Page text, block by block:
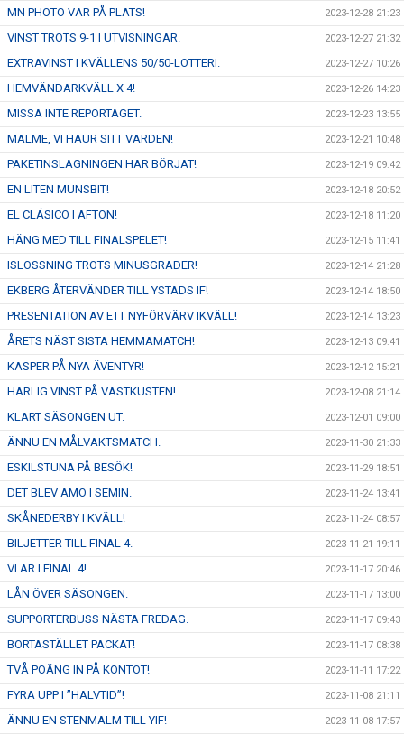
MN PHOTO VAR PÅ PLATS! 2023-12-28 21:23
VINST TROTS 9-1 I UTVISNINGAR. 2023-12-27 21:32
EXTRAVINST I KVÄLLENS 50/50-LOTTERI. 2023-12-27 10:26
HEMVÄNDARKVÄLL X 4! 2023-12-26 14:23
MISSA INTE REPORTAGET. 2023-12-23 13:55
MALME, VI HAUR SITT VARDEN! 2023-12-21 10:48
PAKETINSLAGNINGEN HAR BÖRJAT! 2023-12-19 09:42
EN LITEN MUNSBIT! 2023-12-18 20:52
EL CLÁSICO I AFTON! 2023-12-18 11:20
HÄNG MED TILL FINALSPELET! 2023-12-15 11:41
ISLOSSNING TROTS MINUSGRADER! 2023-12-14 21:28
EKBERG ÅTERVÄNDER TILL YSTADS IF! 2023-12-14 18:50
PRESENTATION AV ETT NYFÖRVÄRV IKVÄLL! 2023-12-14 13:23
ÅRETS NÄST SISTA HEMMAMATCH! 2023-12-13 09:41
KASPER PÅ NYA ÄVENTYR! 2023-12-12 15:21
HÄRLIG VINST PÅ VÄSTKUSTEN! 2023-12-08 21:14
KLART SÄSONGEN UT. 2023-12-01 09:00
ÄNNU EN MÅLVAKTSMATCH. 2023-11-30 21:33
ESKILSTUNA PÅ BESÖK! 2023-11-29 18:51
DET BLEV AMO I SEMIN. 2023-11-24 13:41
SKÅNEDERBY I KVÄLL! 2023-11-24 08:57
BILJETTER TILL FINAL 4. 2023-11-21 19:11
VI ÄR I FINAL 4! 2023-11-17 20:46
LÅN ÖVER SÄSONGEN. 2023-11-17 13:00
SUPPORTERBUSS NÄSTA FREDAG. 2023-11-17 09:43
BORTASTÄLLET PACKAT! 2023-11-17 08:38
TVÅ POÄNG IN PÅ KONTOT! 2023-11-11 17:22
FYRA UPP I ”HALVTID”! 2023-11-08 21:11
ÄNNU EN STENMALM TILL YIF! 2023-11-08 17:57